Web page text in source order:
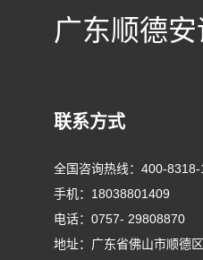
广东顺德
联系方式
全国咨询热线： 400-8318-
手机： 18038801409
电话： 0757- 29808870
地址：广东省佛山市顺德